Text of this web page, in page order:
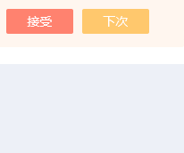
：首页 技术文章 注